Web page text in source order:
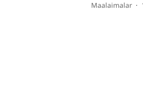
Maalaimalar